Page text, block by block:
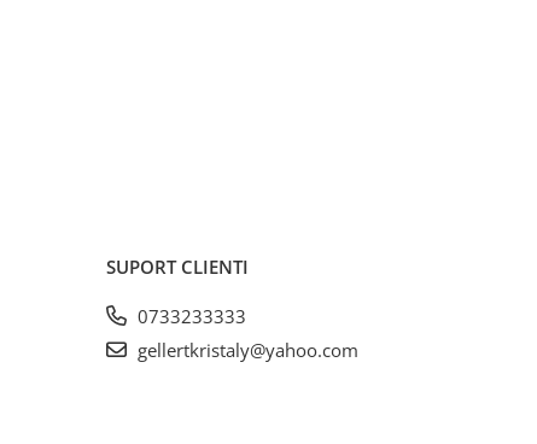
SUPORT CLIENTI
0733233333
gellertkristaly@yahoo.com